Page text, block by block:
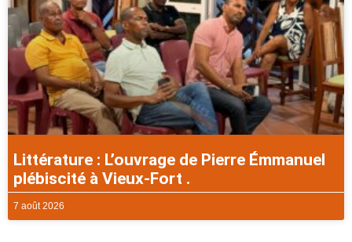
Littérature : L’ouvrage de Pierre Émmanuel
plébiscité à Vieux-Fort .
7 août 2026